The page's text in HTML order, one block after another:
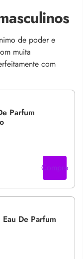
de poder e
muita
com
Parfum
Compre
De Parfum